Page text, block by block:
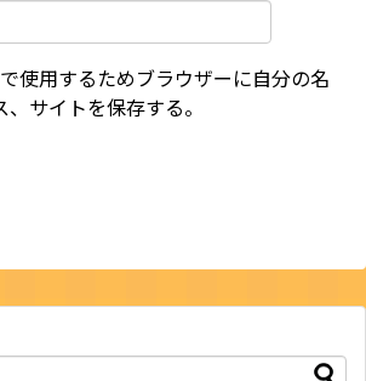
使用するためブラウザーに自分の名
サイトを保存する。